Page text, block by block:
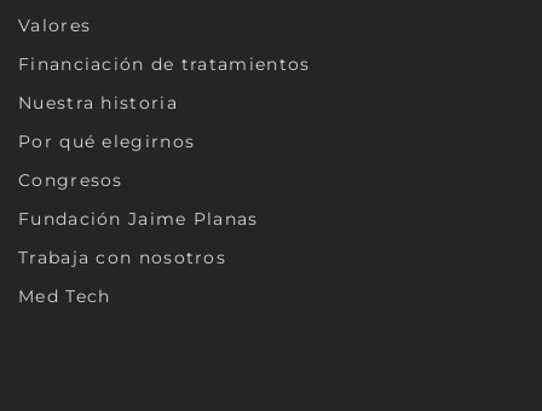
Valores
Financiación de tratamientos
Nuestra historia
Por qué elegirnos
Congresos
Fundación Jaime Planas
Trabaja con nosotros
Med Tech